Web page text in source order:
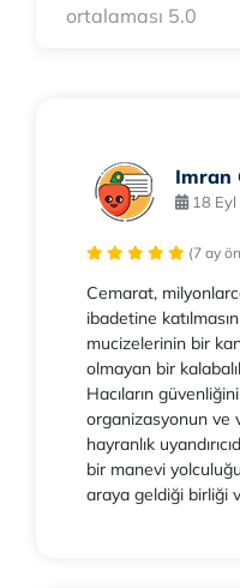
ortalaması 5.0
Imran
18 Eyl
(7 ay
Cemarat,
ibadetine
mucizelerinin bir
olmayan bir
Hacıların
organizasyonun ve
hayranlık
bir manevi
araya geldiği birliği